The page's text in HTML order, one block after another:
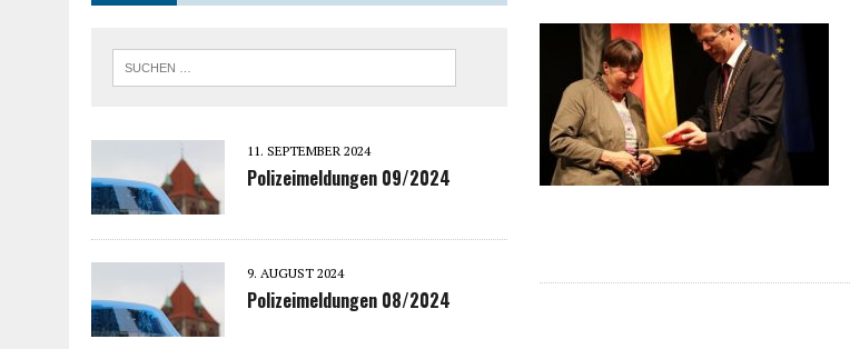
11. SEPTEMBER 2024
Polizeimeldungen 09/2024
9. AUGUST 2024
Polizeimeldungen 08/2024